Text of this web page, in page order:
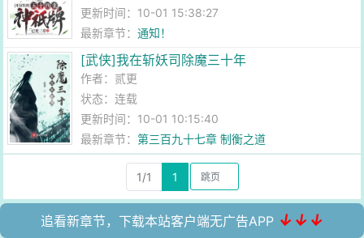
更新时间：10-01 15:38:27
最新章节：通知！
[武侠]我在斩妖司除魔三十年
作者： 贰更
状态：连载
更新时间：10-01 10:15:40
最新章节：第三百九十七章 制衡之道
1/1 1
追看新章节，下载本站客户端无广告APP ↓↓↓